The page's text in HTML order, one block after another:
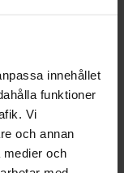
innehållet
funktioner
Vi
och annan
medier och
nya
detta en
radiator utan